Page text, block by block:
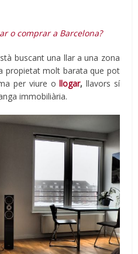
o comprar a Barcelona?
buscant una llar a una zona
propietat molt barata que pot
per viure ollogar, llavors sí
immobiliària.